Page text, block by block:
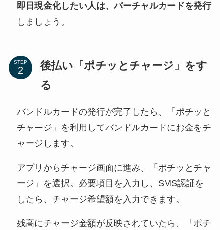
即日現金化したい人は、バーチャルカードを発行
しましょう。
STEP
後払い「ポチッとチャージ」をす
る
バンドルカードの発行が完了したら、「ポチッと
チャージ」を利用してバンドルカードにお金をチ
ャージします。
アプリからチャージ画面に進み、「ポチッとチャ
ージ」を選択。必要項目を入力し、SMS認証を
したら、チャージ希望額を入力できます。
残高にチャージ金額が反映されていたら、「ポチ